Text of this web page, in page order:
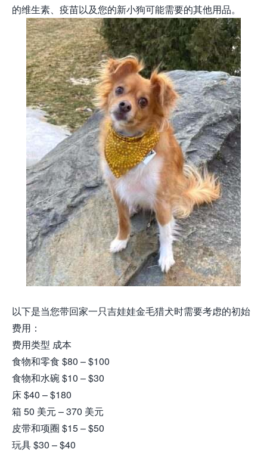
的维生素、疫苗以及您的新小狗可能需要的其他用品。
以下是当您带回家一只吉娃娃金毛猎犬时需要考虑的初始
费用：
费用类型 成本
食物和零食 $80 – $100
食物和水碗 $10 – $30
床 $40 – $180
箱 50 美元 – 370 美元
皮带和项圈 $15 – $50
玩具 $30 – $40